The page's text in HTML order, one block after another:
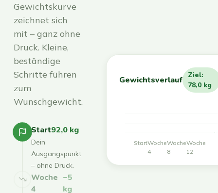
Gewichtskurve
zeichnet sich
mit – ganz ohne
Druck. Kleine,
beständige
Schritte führen
zum
Wunschgewicht.
Start92,0 kg
Dein
Ausgangspunkt
– ohne Druck.
Woche
4
−5
kg
Gewichtsverlauf
Ziel:
78,0 kg
StartWoche
4
Woche
8
Woche
12